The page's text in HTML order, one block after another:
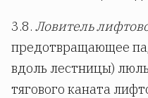
3.8. Ловитель
предотвращающее
вдоль лестницы)
тягового каната